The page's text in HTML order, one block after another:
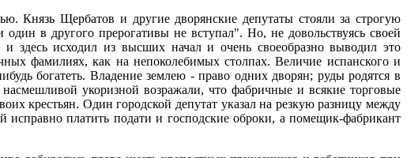
Князь Щербатов и другие дворянские депутаты стояли за строгую
в другого прерогативы не вступал". Но, не довольствуясь своей
и здесь исходил из высших начал и очень своеобразно выводил это
фамилиях, как на непоколебимых столпах. Величие испанского и
богатеть. Владение землею - право одних дворян; руды родятся в
укоризной возражали, что фабричные и всякие торговые
крестьян. Один городской депутат указал на резкую разницу между
платить подати и господские оброки, а помещик-фабрикант